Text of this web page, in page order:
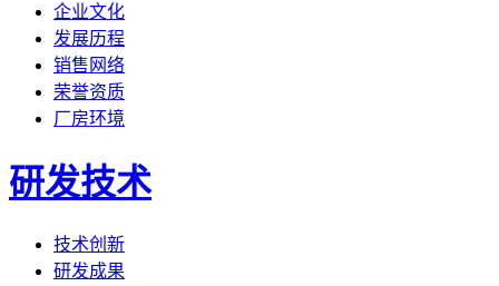
企业文化
发展历程
销售网络
荣誉资质
厂房环境
研发技术
技术创新
研发成果